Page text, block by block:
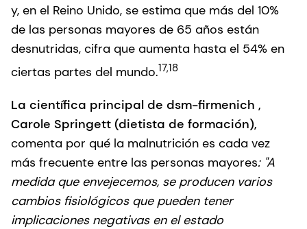
y, en el Reino Unido, se estima que más del 10%
de las personas mayores de 65 años están
desnutridas, cifra que aumenta hasta el 54% en
ciertas partes del mundo.17,18
La científica principal de dsm-firmenich ,
Carole Springett (dietista de formación),
comenta por qué la malnutrición es cada vez
más frecuente entre las personas mayores: "A
medida que envejecemos, se producen varios
cambios fisiológicos que pueden tener
implicaciones negativas en el estado